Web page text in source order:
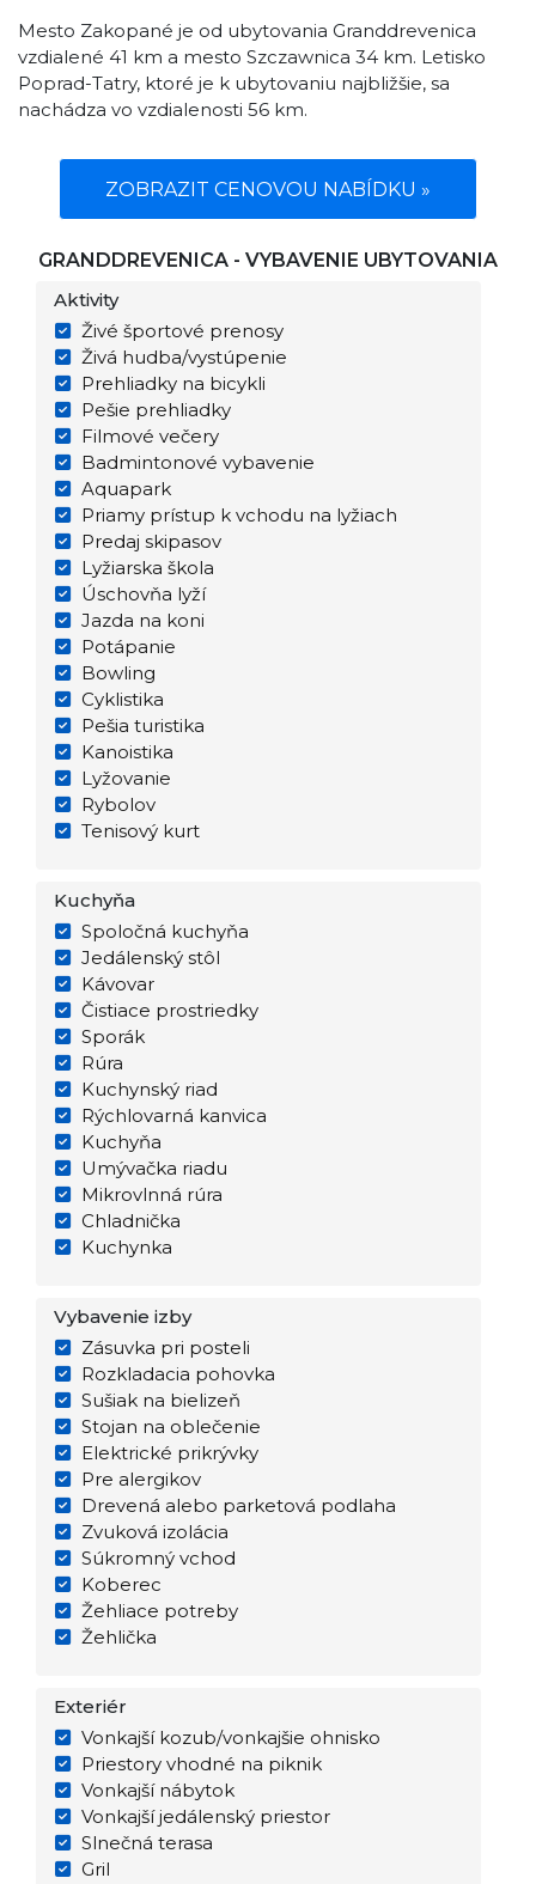
Mesto Zakopané je od ubytovania Granddrevenica
vzdialené 41 km a mesto Szczawnica 34 km. Letisko
Poprad-Tatry, ktoré je k ubytovaniu najbližšie, sa
nachádza vo vzdialenosti 56 km.
ZOBRAZIT CENOVOU NABÍDKU »
GRANDDREVENICA - VYBAVENIE UBYTOVANIA
Aktivity
Živé športové prenosy
Živá hudba/vystúpenie
Prehliadky na bicykli
Pešie prehliadky
Filmové večery
Badmintonové vybavenie
Aquapark
Priamy prístup k vchodu na lyžiach
Predaj skipasov
Lyžiarska škola
Úschovňa lyží
Jazda na koni
Potápanie
Bowling
Cyklistika
Pešia turistika
Kanoistika
Lyžovanie
Rybolov
Tenisový kurt
Kuchyňa
Spoločná kuchyňa
Jedálenský stôl
Kávovar
Čistiace prostriedky
Sporák
Rúra
Kuchynský riad
Rýchlovarná kanvica
Kuchyňa
Umývačka riadu
Mikrovlnná rúra
Chladnička
Kuchynka
Vybavenie izby
Zásuvka pri posteli
Rozkladacia pohovka
Sušiak na bielizeň
Stojan na oblečenie
Elektrické prikrývky
Pre alergikov
Drevená alebo parketová podlaha
Zvuková izolácia
Súkromný vchod
Koberec
Žehliace potreby
Žehlička
Exteriér
Vonkajší kozub/vonkajšie ohnisko
Priestory vhodné na piknik
Vonkajší nábytok
Vonkajší jedálenský priestor
Slnečná terasa
Gril